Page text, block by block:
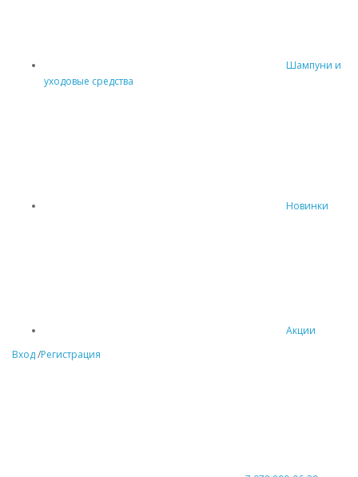
Шампуни и
уходовые средства
Новинки
Акции
Вход/Регистрация